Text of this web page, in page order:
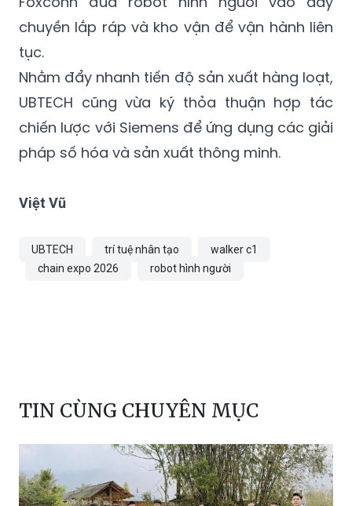
tục.
Nhằm đẩy nhanh tiến độ sản xuất hàng loạt,
UBTECH cũng vừa ký thỏa thuận hợp tác
chiến lược với Siemens để ứng dụng các giải
pháp số hóa và sản xuất thông minh.
Việt Vũ
UBTECH